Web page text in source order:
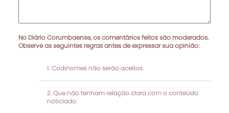
No Diário Corumbaense, os comentários feitos são moderados.
Observe as seguintes regras antes de expressar sua opinião:
Codinomes não serão aceitos.
Que não tenham relação clara com o conteúdo
noticiado.